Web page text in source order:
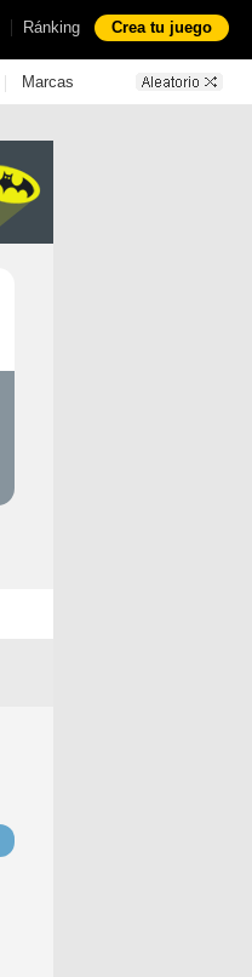
| Ránking Crea tu juego
| Marcas